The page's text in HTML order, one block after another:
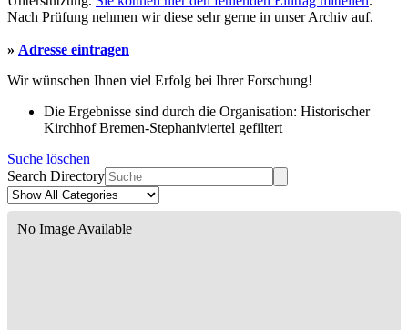
Nach Prüfung nehmen wir diese sehr gerne in unser Archiv auf.
» Adresse eintragen
Wir wünschen Ihnen viel Erfolg bei Ihrer Forschung!
Die Ergebnisse sind durch die Organisation: Historischer
Kirchhof Bremen-Stephaniviertel gefiltert
Suche löschen
Search Directory
No Image Available